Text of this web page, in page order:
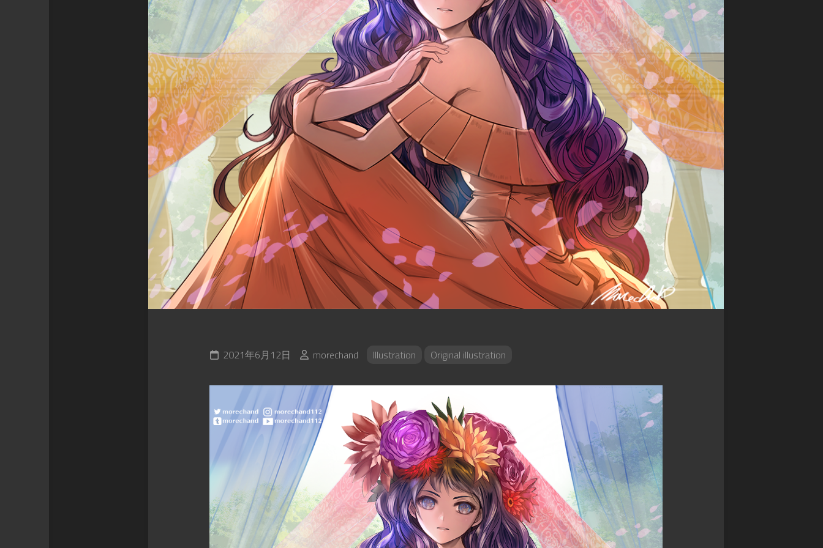
ン
ガ
ー
ド
WIXOSS
ワ
ン
ピ
ー
ス
カ
ー
ド
ゲ
ー
ム
デ
ュ
エ
ル・
ス
タ
フ
ァ
イ
ク
ロ
ニ
ク
ル
星
ク
レ
イ
物
語
デ
ッ
ド
ラ
イ
ン
ヒ
ー
ロ
ー
ズ
RPG
バ
ケ
ノ
カ
ワ
ラ
イ
ン
ド・
神
話
創
世
RPG
争
ア
イ
ギ
ス
御
城
プ
ロ
ジ
ェ
ク
ト:RE
戦
国
IXA
ロ
マ
ン
シ
ン
グ
サ
ス
神
ー
ト
ト
リ
プ
commission
(
Skeb
)
Original
illustration
Fan
Art
2021年6月12日 morechand Illustration Original illustration